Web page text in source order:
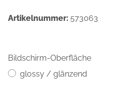
Artikelnummer: 573063
Bildschirm-Oberfläche
glossy / glänzend